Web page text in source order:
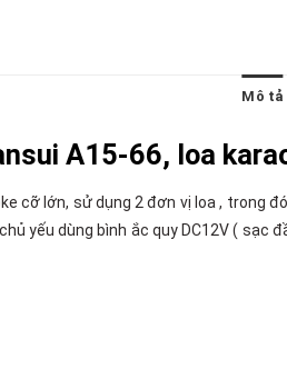
Mô tả
A15-66, loa
cỡ lớn, sử dụng 2 đơn vị loa , trong
yếu dùng bình ắc quy DC12V (